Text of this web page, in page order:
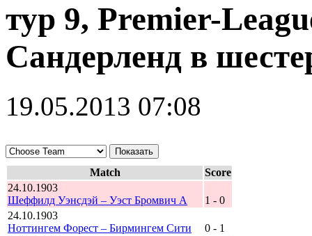
тур 9, Рremier-
Сандерленд в
19.05.2013 07:08
Match
Score
24.10.1903
Шеффилд Уэнсдэй – Уэст Бромвич А
1 - 0
24.10.1903
Ноттингем Форест – Бирмингем Сити
0 - 1